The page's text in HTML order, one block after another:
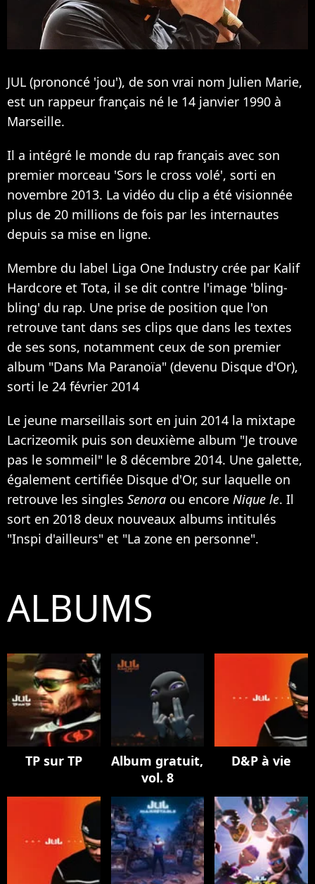
JUL (prononcé 'jou'), de son vrai nom Julien Marie,
est un rappeur français né le 14 janvier 1990 à
Marseille.
Il a intégré le monde du rap français avec son
premier morceau 'Sors le cross volé', sorti en
novembre 2013. La vidéo du clip a été visionnée
plus de 20 millions de fois par les internautes
depuis sa mise en ligne.
Membre du label Liga One Industry crée par Kalif
Hardcore et Tota, il se dit contre l'image 'bling-
bling' du rap. Une prise de position que l'on
retrouve tant dans ses clips que dans les textes
de ses sons, notamment ceux de son premier
album "Dans Ma Paranoïa" (devenu Disque d'Or),
sorti le 24 février 2014
Le jeune marseillais sort en juin 2014 la mixtape
Lacrizeomik puis son deuxième album "Je trouve
pas le sommeil" le 8 décembre 2014. Une galette,
également certifiée Disque d'Or, sur laquelle on
retrouve les singles Senora ou encore Nique le. Il
sort en 2018 deux nouveaux albums intitulés
"Inspi d'ailleurs" et "La zone en personne".
ALBUMS
TP sur TP
Album gratuit,
vol. 8
D&P à vie